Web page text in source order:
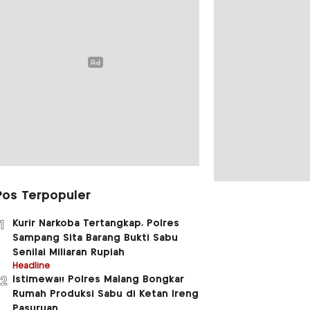
Terpopuler
Kurir Narkoba Tertangkap, Polres
Sampang Sita Barang Bukti Sabu
Senilai Miliaran Rupiah
Headline
Istimewa!! Polres Malang Bongkar
Rumah Produksi Sabu di Ketan Ireng